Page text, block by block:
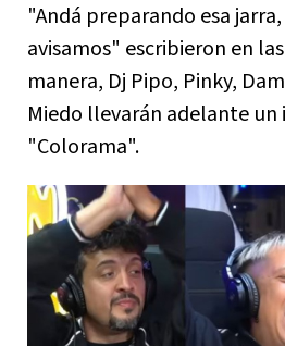
"Andá preparando esa
avisamos" escribieron en
manera, Dj Pipo, Pinky,
Miedo llevarán adelante
"Colorama".